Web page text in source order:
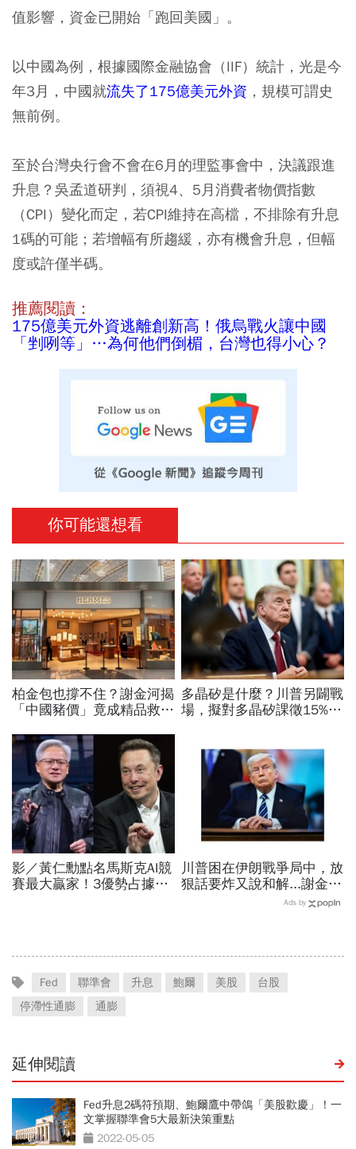
值影響，資金已開始「跑回美國」。
以中國為例，根據國際金融協會（IIF）統計，光是今
年3月，中國就流失了175億美元外資 ，規模可謂史
無前例。
至於台灣央行會不會在6月的理監事會中，決議跟進
升息？吳孟道研判，須視4、5月消費者物價指數
（CPI）變化而定，若CPI維持在高檔，不排除有升息
1碼的可能；若增幅有所趨緩，亦有機會升息，但幅
度或許僅半碼。
推薦閱讀：
175億美元外資逃離創新高！俄烏戰火讓中國
「剉咧等」…為何他們倒楣，台灣也得小心？
你可能還想看
柏金包也撐不住？謝金河揭
「中國豬價」竟成精品救命
要繼續等下去
多晶矽是什麼？川普另闢戰
場，擬對多晶矽課徵15%關
影／黃仁勳點名馬斯克AI競
賽最大贏家！3優勢占據重
川普困在伊朗戰爭局中，放
狠話要炸又說和解...謝金河
揭伊朗權力結構：制度決定
Ads by
Fed 聯準會 升息 鮑爾 美股
台股
停滯性通膨
通膨
延伸閱讀
Fed升息2碼符預期、鮑爾鷹中帶鴿「美股歡慶」！一
文掌握聯準會5大最新決策重點
2022-05-05